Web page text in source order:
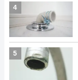
4
5